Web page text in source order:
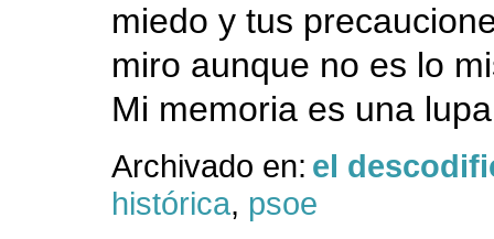
miedo y tus
miro aunque no es lo
Mi memoria es una
Archivado en: el
histórica, psoe